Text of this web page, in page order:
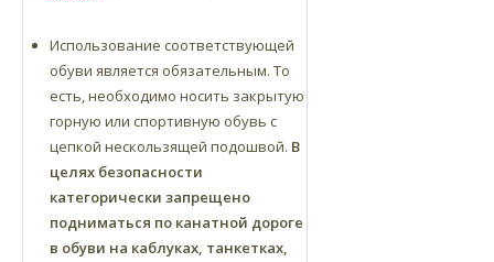
Использование соответствующей
обуви является обязательным. То
есть, необходимо носить закрытую
горную или спортивную обувь с
цепкой нескользящей подошвой. В
целях безопасности
категорически запрещено
подниматься по канатной дороге
в обуви на каблуках, танкетках,